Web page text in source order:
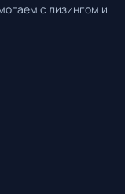
с лизингом и